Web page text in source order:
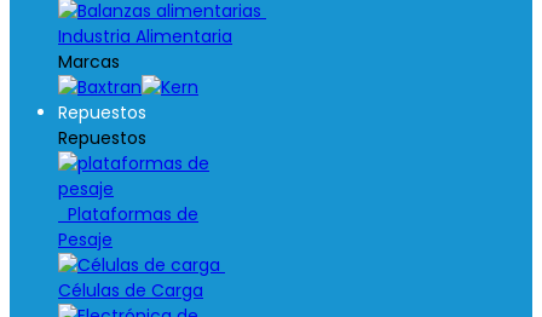
Industria Alimentaria
Marcas
Repuestos
Repuestos
Plataformas de
Pesaje
Células de Carga